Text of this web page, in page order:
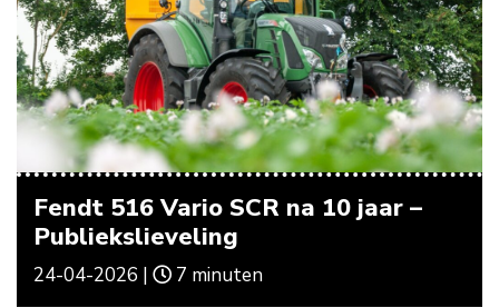
Fendt 516 Vario SCR na 10 jaar –
Publiekslieveling
24-04-2026 | 7 minuten